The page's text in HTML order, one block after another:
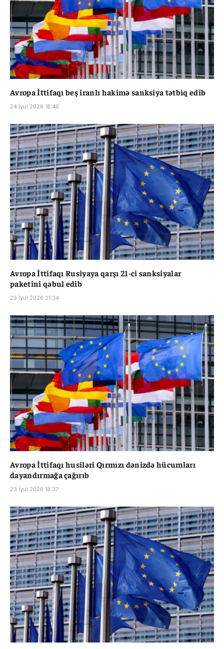
Avropa İttifaqı beş iranlı hakimə sanksiya tətbiq edib
24 İyul 2026 18:46
Avropa İttifaqı Rusiyaya qarşı 21-ci sanksiyalar
paketini qəbul edib
23 İyul 2026 21:34
Avropa İttifaqı husiləri Qırmızı dənizdə hücumları
dayandırmağa çağırıb
23 İyul 2026 18:37